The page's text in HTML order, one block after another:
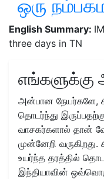
ஒரு
English Summary:
three days in TN
எங்களுக்கு
அன்பான நேயர்களே,
தொடர்ந்து
வாசகர்களால் தான்
முன்னேறி
உயர்ந்த தரத்தில்
இந்தியாவின்